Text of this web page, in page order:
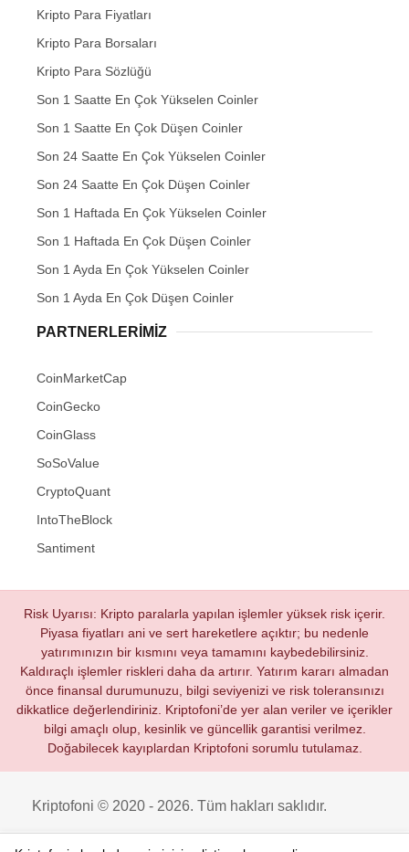
Kripto Para Fiyatları
Kripto Para Borsaları
Kripto Para Sözlüğü
Son 1 Saatte En Çok Yükselen Coinler
Son 1 Saatte En Çok Düşen Coinler
Son 24 Saatte En Çok Yükselen Coinler
Son 24 Saatte En Çok Düşen Coinler
Son 1 Haftada En Çok Yükselen Coinler
Son 1 Haftada En Çok Düşen Coinler
Son 1 Ayda En Çok Yükselen Coinler
Son 1 Ayda En Çok Düşen Coinler
PARTNERLERIMIZ
CoinMarketCap
CoinGecko
CoinGlass
SoSoValue
CryptoQuant
IntoTheBlock
Santiment
Risk Uyarısı: Kripto paralarla yapılan işlemler yüksek risk içerir.
Piyasa fiyatları ani ve sert hareketlere açıktır; bu nedenle
yatırımınızın bir kısmını veya tamamını kaybedebilirsiniz.
Kaldıraçlı işlemler riskleri daha da artırır. Yatırım kararı almadan
önce finansal durumunuzu, bilgi seviyenizi ve risk toleransınızı
dikkatlice değerlendiriniz. Kriptofoni’de yer alan veriler ve içerikler
bilgi amaçlı olup, kesinlik ve güncellik garantisi verilmez.
Doğabilecek kayıplardan Kriptofoni sorumlu tutulamaz.
Kriptofoni © 2020 - 2026. Tüm hakları saklıdır.